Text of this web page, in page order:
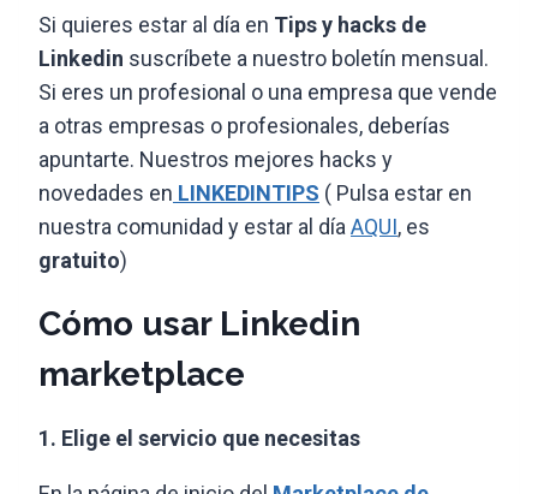
Si quieres estar al día en Tips y hacks de
Linkedin suscríbete a nuestro boletín mensual.
Si eres un profesional o una empresa que vende
a otras empresas o profesionales, deberías
apuntarte. Nuestros mejores hacks y
novedades en LINKEDINTIPS ( Pulsa estar en
nuestra comunidad y estar al día AQUI, es
gratuito)
Cómo usar Linkedin
marketplace
1. Elige el servicio que necesitas